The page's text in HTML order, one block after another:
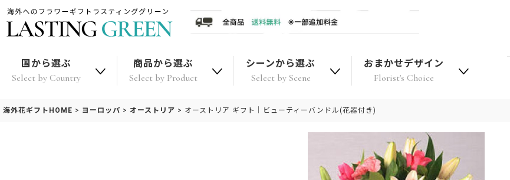
国から選ぶ
Select by Country
商品から選ぶ
Select by Product
シーンから選ぶ
Select by Scene
おまかせデザイン
Florist's Choice
海外花ギフトHOME > ヨーロッパ > オーストリア > オーストリア ギフト｜ビューティーバンドル(花器付き)